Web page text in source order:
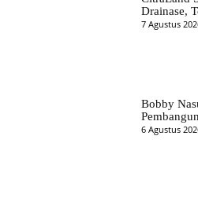
Drainase,
7 Agustus
Bobby
6 Agustus